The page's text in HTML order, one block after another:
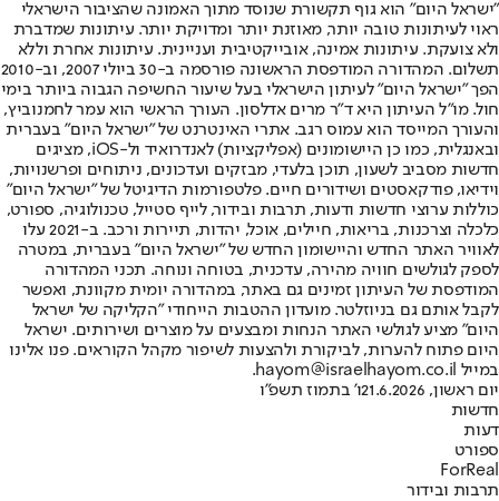
"ישראל היום" הוא גוף תקשורת שנוסד מתוך האמונה שהציבור הישראלי
ראוי לעיתונות טובה יותר, מאוזנת יותר ומדויקת יותר. עיתונות שמדברת
ולא צועקת. עיתונות אמינה, אובייקטיבית ועניינית. עיתונות אחרת וללא
תשלום. המהדורה המודפסת הראשונה פורסמה ב-30 ביולי 2007, וב-2010
הפך "ישראל היום" לעיתון הישראלי בעל שיעור החשיפה הגבוה ביותר בימי
חול. מו"ל העיתון היא ד"ר מרים אדלסון. העורך הראשי הוא עמר לחמנוביץ,
והעורך המייסד הוא עמוס רגב. אתרי האינטרנט של "ישראל היום" בעברית
ובאנגלית, כמו כן היישומונים (אפליקציות) לאנדרואיד ול-iOS, מציגים
חדשות מסביב לשעון, תוכן בלעדי, מבזקים ועדכונים, ניתוחים ופרשנויות,
וידיאו, פודקאסטים ושידורים חיים. פלטפורמות הדיגיטל של "ישראל היום"
כוללות ערוצי חדשות ודעות, תרבות ובידור, לייף סטייל, טכנולוגיה, ספורט,
כלכלה וצרכנות, בריאות, חיילים, אוכל, יהדות, תיירות ורכב. ב-2021 עלו
לאוויר האתר החדש והיישומון החדש של "ישראל היום" בעברית, במטרה
לספק לגולשים חוויה מהירה, עדכנית, בטוחה ונוחה. תכני המהדורה
המודפסת של העיתון זמינים גם באתר, במהדורה יומית מקוונת, ואפשר
לקבל אותם גם בניוזלטר. מועדון ההטבות הייחודי "הקליקה של ישראל
היום" מציע לגולשי האתר הנחות ומבצעים על מוצרים ושירותים. ישראל
היום פתוח להערות, לביקורת ולהצעות לשיפור מקהל הקוראים. פנו אלינו
במייל hayom@israelhayom.co.il.
יום ראשון, 21.6.2026
ו' בתמוז תשפ"ו
חדשות
דעות
ספורט
ForReal
תרבות ובידור